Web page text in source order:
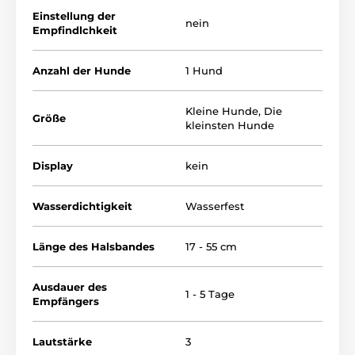
Ziel ist es ein ständiges Bellen unseren Kleinen zu
verhindern. Das Software arbeitet mit 3 Modi, das Sie
nach dem Temperament Ihres Hundes einstellen
aufladbar, somit müssen Sie um einen
Batteriewechsel kümmern.
Einstellung der
Empfindlchkeit
nein
Anzahl der Hunde 1 Hund
Größe
Kleine Hunde, Die
kleinsten Hunde
Display kein
Wasserdichtigkeit Wasserfest
Länge des Halsbandes 17 - 55 cm
Ausdauer des
Empfängers
1 - 5 Tage
Lautstärke 3